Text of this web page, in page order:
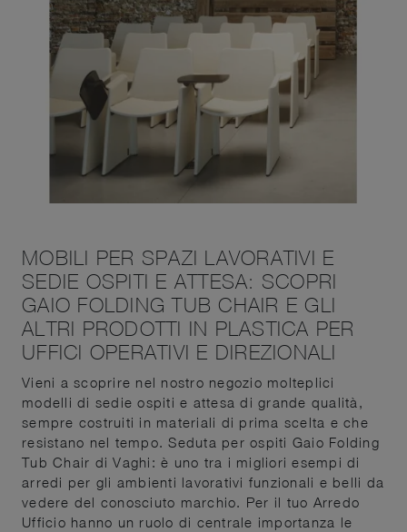
MOBILI PER SPAZI LAVORATIVI E
SEDIE OSPITI E ATTESA: SCOPRI
GAIO FOLDING TUB CHAIR E GLI
ALTRI PRODOTTI IN PLASTICA PER
UFFICI OPERATIVI E DIREZIONALI
Vieni a scoprire nel nostro negozio molteplici
modelli di sedie ospiti e attesa di grande qualità,
sempre costruiti in materiali di prima scelta e che
resistano nel tempo. Seduta per ospiti Gaio Folding
Tub Chair di Vaghi: è uno tra i migliori esempi di
arredi per gli ambienti lavorativi funzionali e belli da
vedere del conosciuto marchio. Per il tuo Arredo
Ufficio hanno un ruolo di centrale importanza le